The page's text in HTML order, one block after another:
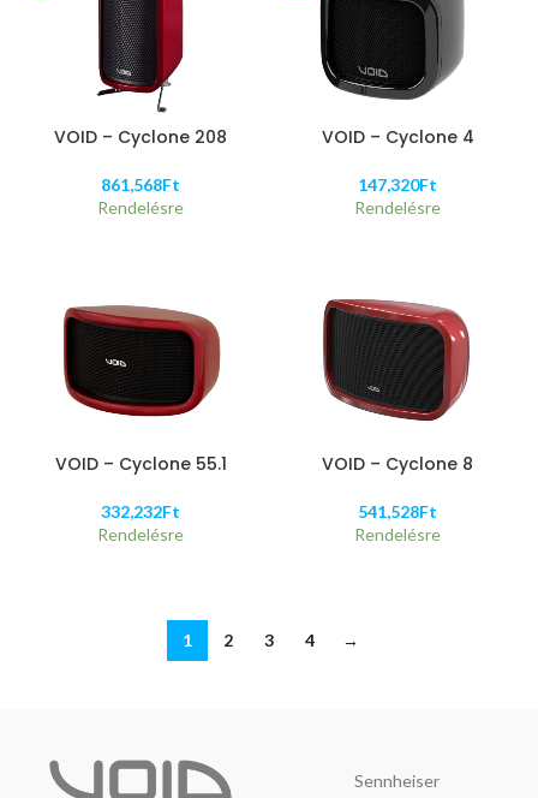
VOID – Cyclone 208
861,568Ft
Rendelésre
VOID – Cyclone 4
147,320Ft
Rendelésre
VOID – Cyclone 55.1
332,232Ft
Rendelésre
VOID – Cyclone 8
541,528Ft
Rendelésre
1 2 3 4 →
Sennheiser